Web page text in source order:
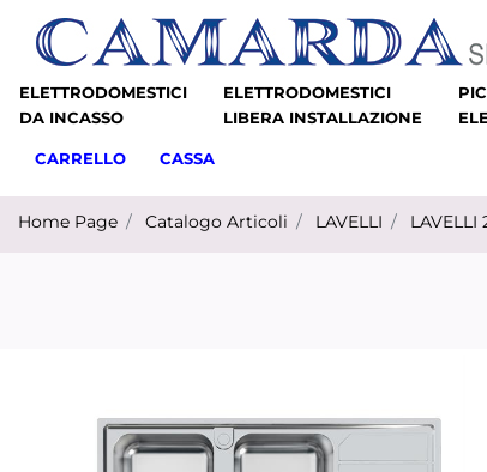
ELETTRODOMESTICI
DA INCASSO
ELETTRODOMESTICI
LIBERA INSTALLAZIONE
CARRELLO CASSA
Home Page Catalogo Articoli LAVELLI LAVELLI